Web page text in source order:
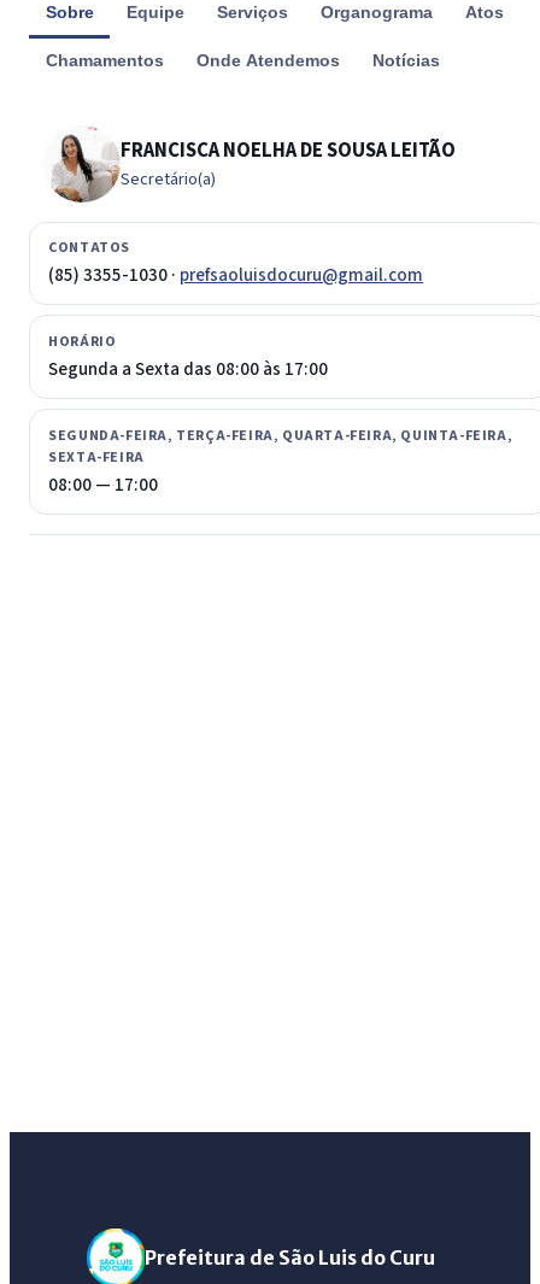
Sobre Equipe Serviços Organograma Atos
Chamamentos Onde Atendemos Notícias
FRANCISCA NOELHA DE SOUSA LEITÃO
Secretário(a)
CONTATOS
(85) 3355-1030 · prefsaoluisdocuru@gmail.com
HORÁRIO
Segunda a Sexta das 08:00 às 17:00
SEGUNDA-FEIRA, TERÇA-FEIRA, QUARTA-FEIRA, QUINTA-FEIRA,
SEXTA-FEIRA
08:00 — 17:00
Prefeitura de São Luis do Curu